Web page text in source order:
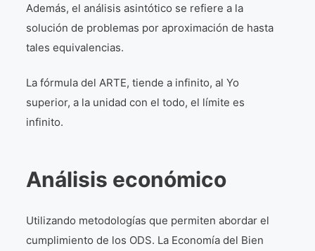
Además, el análisis asintótico se refiere a la
solución de problemas por aproximación de hasta
tales equivalencias.
La fórmula del ARTE, tiende a infinito, al Yo
superior, a la unidad con el todo, el límite es
infinito.
Análisis económico
Utilizando metodologías que permiten abordar el
cumplimiento de los ODS. La Economía del Bien